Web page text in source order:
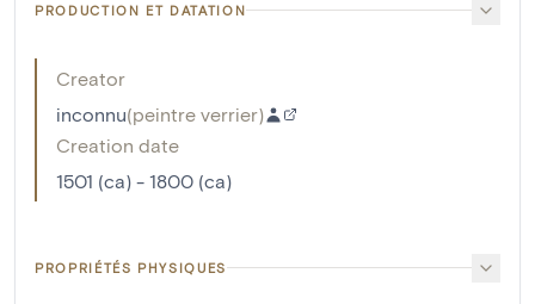
PRODUCTION ET DATATION
Creator
inconnu(peintre verrier)
Creation date
1501 (ca) - 1800 (ca)
PROPRIÉTÉS PHYSIQUES